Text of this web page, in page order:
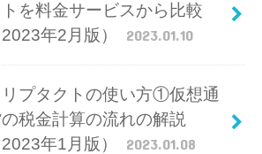
トを料金サービスから比較
2023年2月版）
2023.01.10
リプタクトの使い方①仮想通
税金計算の流れの解説
2023年1月版）
2023.01.08